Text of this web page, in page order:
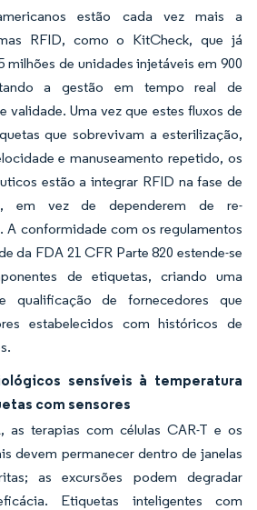
estão cada vez mais a
RFID, como o KitCheck, que já
milhões de unidades injetáveis em 900
a gestão em tempo real de
validade. Uma vez que estes fluxos de
que sobrevivam a esterilização,
e manuseamento repetido, os
estão a integrar RFID na fase de
em vez de dependerem de re-
A conformidade com os regulamentos
da FDA 21 CFR Parte 820 estende-se
de etiquetas, criando uma
qualificação de fornecedores que
estabelecidos com históricos de
sensíveis à temperatura
com sensores
as terapias com células CAR-T e os
devem permanecer dentro de janelas
as excursões podem degradar
Etiquetas inteligentes com